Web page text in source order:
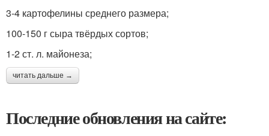
3-4 картофелины среднего размера;
100-150 г сыра твёрдых сортов;
1-2 ст. л. майонеза;
читать дальше →
Последние обновления на сайте: